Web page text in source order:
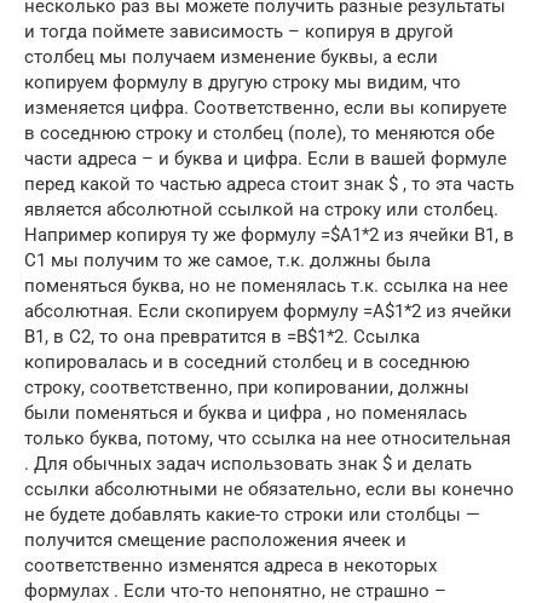
несколько раз вы можете получить разные результаты
и тогда поймете зависимость – копируя в другой
столбец мы получаем изменение буквы, а если
копируем формулу в другую строку мы видим, что
изменяется цифра. Соответственно, если вы копируете
в соседнюю строку и столбец (поле), то меняются обе
части адреса – и буква и цифра. Если в вашей формуле
перед какой то частью адреса стоит знак $ , то эта часть
является абсолютной ссылкой на строку или столбец.
Например копируя ту же формулу =$A1*2 из ячейки B1, в
C1 мы получим то же самое, т.к. должны была
поменяться буква, но не поменялась т.к. ссылка на нее
абсолютная. Если скопируем формулу =A$1*2 из ячейки
B1, в C2, то она превратится в =B$1*2. Ссылка
копировалась и в соседний столбец и в соседнюю
строку, соответственно, при копировании, должны
были поменяться и буква и цифра , но поменялась
только буква, потому, что ссылка на нее относительная
. Для обычных задач использовать знак $ и делать
ссылки абсолютными не обязательно, если вы конечно
не будете добавлять какие-то строки или столбцы —
получится смещение расположения ячеек и
соответственно изменятся адреса в некоторых
формулах . Если что-то непонятно, не страшно –